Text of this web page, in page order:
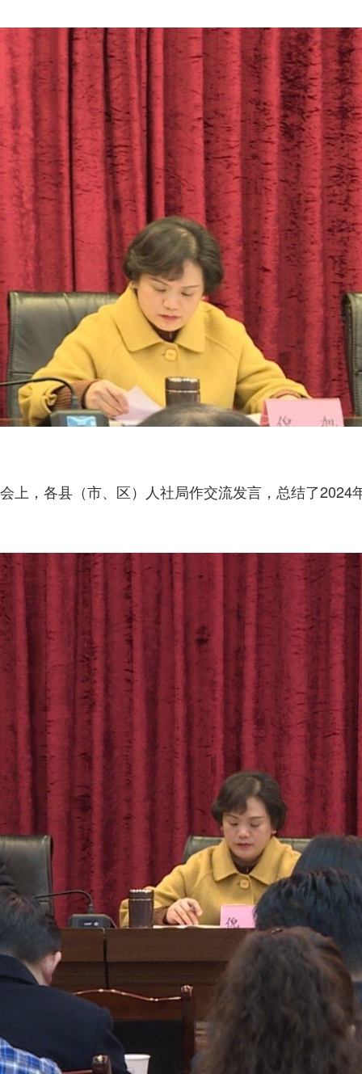
会上，各县（市、区）人社局作交流发言，总结了